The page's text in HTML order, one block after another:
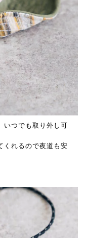
いつでも取り外し可
くれるので夜道も安